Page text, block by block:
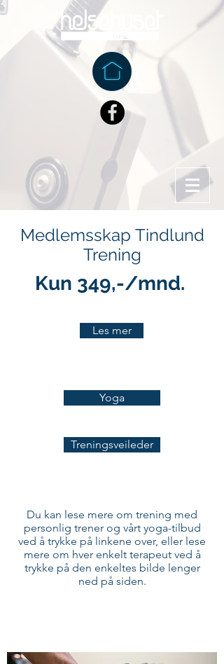
Yoga
Treningsveileder
Du kan lese mere om trening med
personlig trener og vårt yoga-tilbud
ved å trykke på linkene over, eller lese
mere om hver enkelt terapeut ved å
trykke på den enkeltes bilde lenger
ned på siden.
Medlemsskap Tindlund
Trening
Kun 349,-/mnd.
Les mer